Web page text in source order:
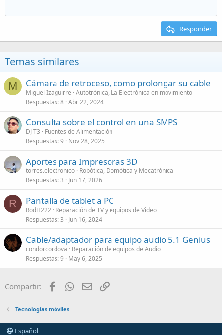
Responder
Temas similares
M Cámara de retroceso, como prolongar su cable
Miguel Izaguirre Autotrónica, La Electrónica en movimiento
Respuestas 8 Abr 22, 2024
Consulta sobre el control en una SMPS
DJ T3
Fuentes de Alimentación
Respuestas 9 Nov 28, 2025
Aportes para Impresoras 3D
torres.electronico Robótica, Domótica y Mecatrónica
Respuestas 3 Jun 17, 2026
R Pantalla de tablet a PC
RodH222 Reparación de TV y equipos de Video
Respuestas 3 Jun 16, 2024
Cable/adaptador para equipo audio 5.1 Genius
condorcordova
Reparación de equipos de Audio
Respuestas 9 May 6, 2025
Compartir: FacebookWhatsApp
Email
Tecnologías móviles
Español